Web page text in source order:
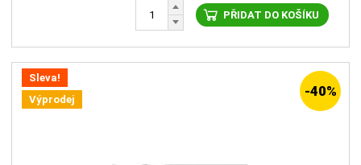
PŘIDAT DO KOŠÍKU
Sleva!
Výprodej
-40%